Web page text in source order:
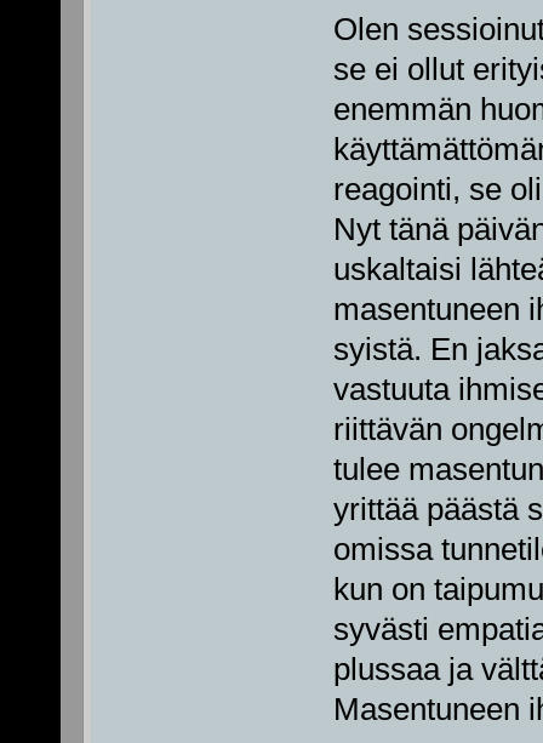
Olen
se ei ollut
enemmän
reagointi, se
Nyt tänä
uskaltaisi
masentuneen
syistä. En
vastuuta
riittävän
tulee
yrittää päästä
omissa
kun on
syvästi
plussaa ja
Masentuneen